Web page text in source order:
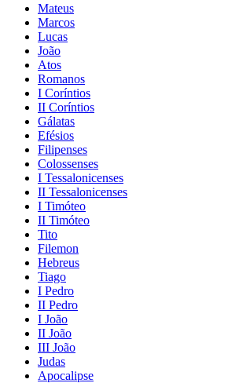
Mateus
Marcos
Lucas
João
Atos
Romanos
I Coríntios
II Coríntios
Gálatas
Efésios
Filipenses
Colossenses
I Tessalonicenses
II Tessalonicenses
I Timóteo
II Timóteo
Tito
Filemon
Hebreus
Tiago
I Pedro
II Pedro
I João
II João
III João
Judas
Apocalipse